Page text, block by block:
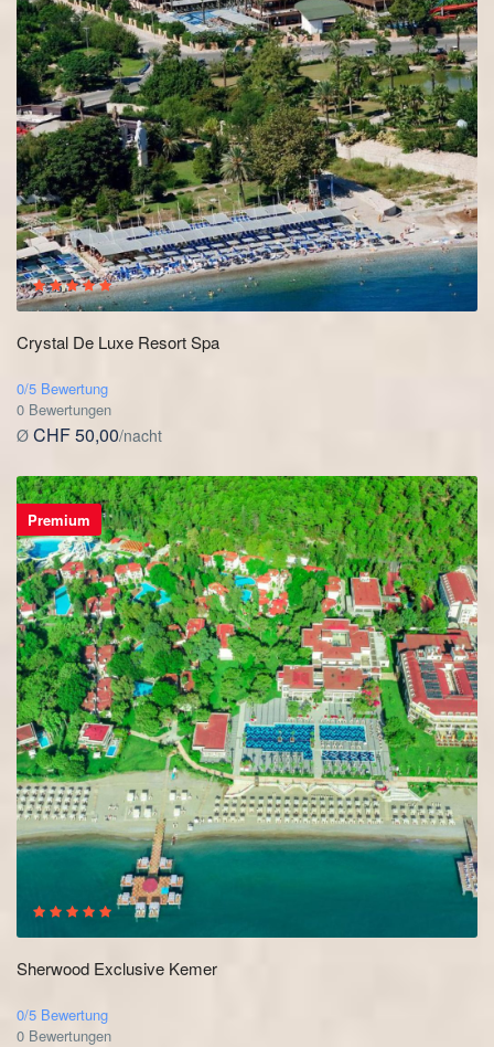
Crystal De Luxe Resort Spa
0/5 Bewertung
0 Bewertungen
Ø CHF 50,00/nacht
Premium
Sherwood Exclusive Kemer
0/5 Bewertung
0 Bewertungen